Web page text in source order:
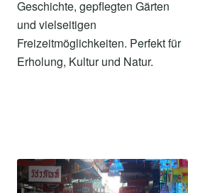
Geschichte, gepflegten Gärten
und vielseitigen
Freizeitmöglichkeiten. Perfekt für
Erholung, Kultur und Natur.